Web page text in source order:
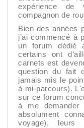
expérience
compagnon de
Bien des années
j’ai commencé à
un forum dédié
certains ont
carnets est
question du fait
jamais mis le
à mi-parcours).
sur ce forum
à me
absolument
voyage), leurs